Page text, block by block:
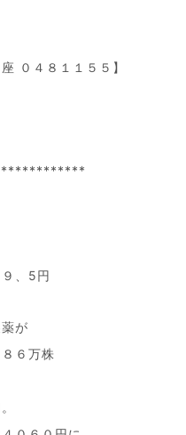
０４８１１５５】
、5円
が
６万株